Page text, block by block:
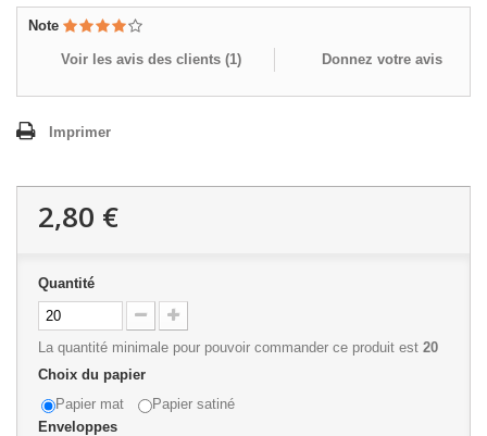
Note
Voir les avis des clients (1) Donnez votre avis
Imprimer
2,80 €
Quantité
La quantité minimale pour pouvoir commander ce produit est 20
Choix du papier
Papier mat
Papier satiné
Enveloppes